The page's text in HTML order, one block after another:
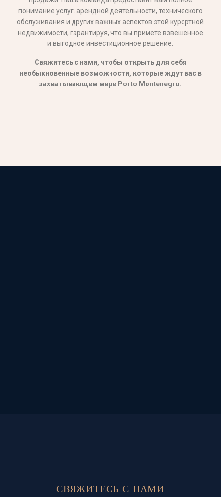
понимание услуг, арендной деятельности, технического
обслуживания и других важных аспектов этой курортной
недвижимости, гарантируя, что вы примете взвешенное
и выгодное инвестиционное решение.
Свяжитесь с нами, чтобы открыть для себя
необыкновенные возможности, которые ждут вас в
захватывающем мире Porto Montenegro.
СВЯЖИТЕСЬ С НАМИ